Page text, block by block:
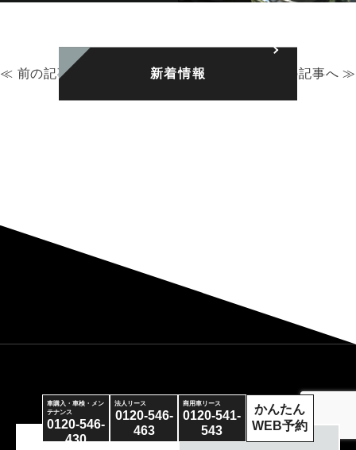
≪ 前の記事へ 次の記事へ ≫
新着情報
車購入・車検・メン
テナンス
0120-546-
430
法人リース
0120-546-
463
商用車リース
0120-541-
543
かんたん
WEB予約